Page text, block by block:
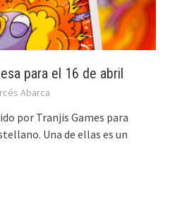
para el 16 de abril
Abarca
por Tranjis Games para
Una de ellas es un